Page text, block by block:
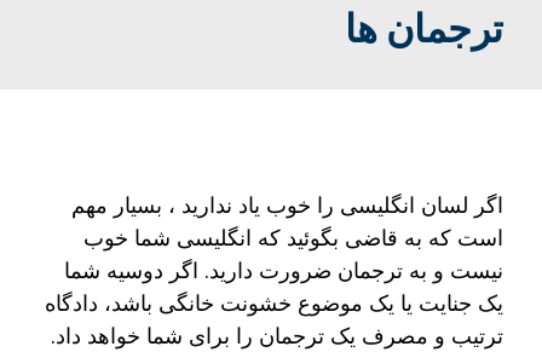
ترجمان ها
اگر لسان انگلیسی را خوب یاد ندارید ، بسیار مهم
است که به قاضی بگوئید که انگلیسی شما خوب
نیست و به ترجمان ضرورت دارید. اگر دوسیه شما
یک جنایت یا یک موضوع خشونت خانگی باشد، دادگاه
ترتیب و مصرف یک ترجمان را برای شما خواهد داد.